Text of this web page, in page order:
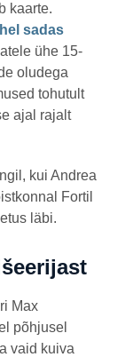
kaarte.
sadas
ühe 15-
oludega
tohutult
ajal rajalt
kui Andrea
Fortil
läbi.
Max
põhjusel
vaid kuiva